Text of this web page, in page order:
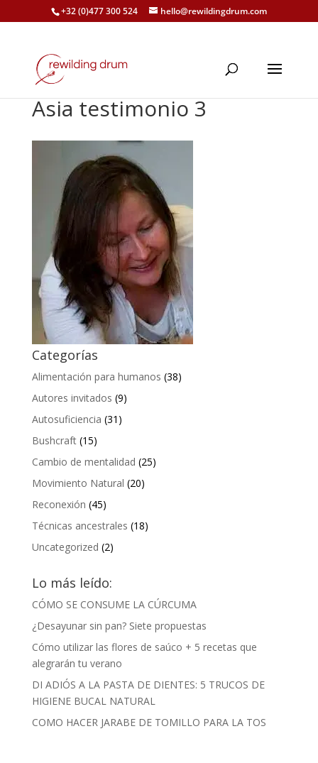
+32 (0)477 300 524 hello@rewildingdrum.com
Asia testimonio 3
Categorías
Alimentación para humanos (38)
Autores invitados (9)
Autosuficiencia (31)
Bushcraft(15)
Cambio de mentalidad (25)
Movimiento Natural (20)
Reconexión (45)
Técnicas ancestrales (18)
Uncategorized (2)
Lo más leído:
CÓMO SE CONSUME LA CÚRCUMA
¿Desayunar sin pan? Siete propuestas
Cómo utilizar las flores de saúco + 5 recetas que
alegrarán tu verano
DI ADIÓS A LA PASTA DE DIENTES: 5 TRUCOS DE
HIGIENE BUCAL NATURAL
COMO HACER JARABE DE TOMILLO PARA LA TOS